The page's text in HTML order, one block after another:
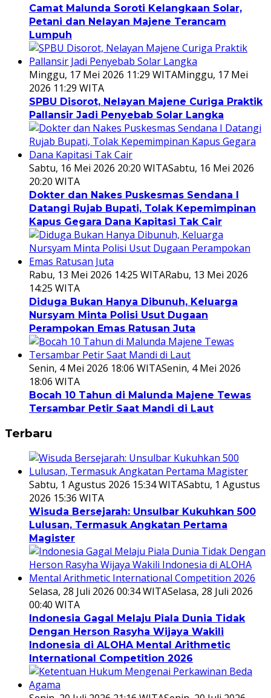
Camat Malunda Soroti Kelangkaan Solar,
Petani dan Nelayan Majene Terancam
Lumpuh
Minggu, 17 Mei 2026 11:29 WITAMinggu, 17 Mei
2026 11:29 WITA
SPBU Disorot, Nelayan Majene Curiga Praktik
Pallansir Jadi Penyebab Solar Langka
Sabtu, 16 Mei 2026 20:20 WITASabtu, 16 Mei 2026
20:20 WITA
Dokter dan Nakes Puskesmas Sendana I
Datangi Rujab Bupati, Tolak Kepemimpinan
Kapus Gegara Dana Kapitasi Tak Cair
Rabu, 13 Mei 2026 14:25 WITARabu, 13 Mei 2026
14:25 WITA
Diduga Bukan Hanya Dibunuh, Keluarga
Nursyam Minta Polisi Usut Dugaan
Perampokan Emas Ratusan Juta
Senin, 4 Mei 2026 18:06 WITASenin, 4 Mei 2026
18:06 WITA
Bocah 10 Tahun di Malunda Majene Tewas
Tersambar Petir Saat Mandi di Laut
Terbaru
Sabtu, 1 Agustus 2026 15:34 WITASabtu, 1 Agustus
2026 15:36 WITA
Wisuda Bersejarah: Unsulbar Kukuhkan 500
Lulusan, Termasuk Angkatan Pertama
Magister
Selasa, 28 Juli 2026 00:34 WITASelasa, 28 Juli 2026
00:40 WITA
Indonesia Gagal Melaju Piala Dunia Tidak
Dengan Herson Rasyha Wijaya Wakili
Indonesia di ALOHA Mental Arithmetic
International Competition 2026